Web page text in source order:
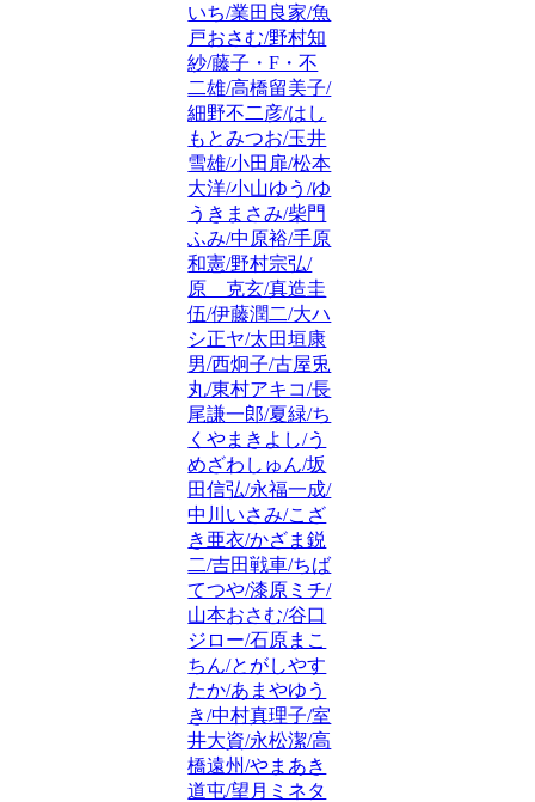
いち/業田良家/魚
戸おさむ/野村知
紗/藤子・F・不
二雄/高橋留美子/
細野不二彦/はし
もとみつお/玉井
雪雄/小田扉/松本
大洋/小山ゆう/ゆ
うきまさみ/柴門
ふみ/中原裕/手原
和憲/野村宗弘/
原 克玄/真造圭
伍/伊藤潤二/大ハ
シ正ヤ/太田垣康
男/西炯子/古屋兎
丸/東村アキコ/長
尾謙一郎/夏緑/ち
くやまきよし/う
めざわしゅん/坂
田信弘/永福一成/
中川いさみ/こざ
き亜衣/かざま鋭
二/吉田戦車/ちば
てつや/漆原ミチ/
山本おさむ/谷口
ジロー/石原まこ
ちん/とがしやす
たか/あまやゆう
き/中村真理子/室
井大資/永松潔/高
橋遠州/やまあき
道屯/望月ミネタ